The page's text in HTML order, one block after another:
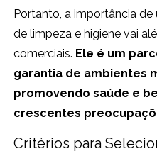
Portanto, a importância
de limpeza e higiene vai
comerciais. Ele é um
garantia de ambientes
promovendo saúde e
crescentes
Critérios para